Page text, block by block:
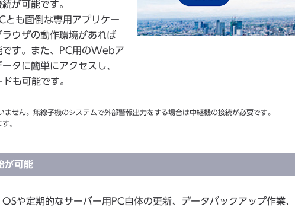
が可能です。
とも面倒な専用アプリケー
ウザの動作環境があれば
です。また、PC用のWebア
タに簡単にアクセスし、
も可能です。
せん。無線子機のシステムで外部警報出力をする場合は中継機の接続が必要です。
。
が可能
や定期的なサーバー用PC自体の更新、データバックアップ作業